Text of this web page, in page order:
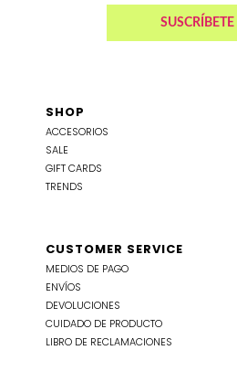
SHOP
ACCESORIOS
SALE
GIFT CARDS
TRENDS
CUSTOMER SERVICE
MEDIOS DE PAGO
ENVÍOS
DEVOLUCIONES
CUIDADO DE PRODUCTO
LIBRO DE RECLAMACIONES